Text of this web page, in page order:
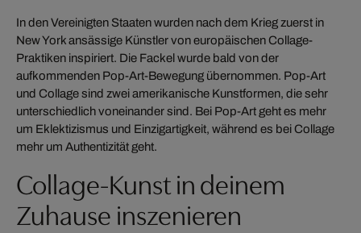
In den Vereinigten Staaten wurden nach dem Krieg zuerst in
New York ansässige Künstler von europäischen Collage-
Praktiken inspiriert. Die Fackel wurde bald von der
aufkommenden Pop-Art-Bewegung übernommen. Pop-Art
und Collage sind zwei amerikanische Kunstformen, die sehr
unterschiedlich voneinander sind. Bei Pop-Art geht es mehr
um Eklektizismus und Einzigartigkeit, während es bei Collage
mehr um Authentizität geht.
Collage-Kunst in deinem
Zuhause inszenieren